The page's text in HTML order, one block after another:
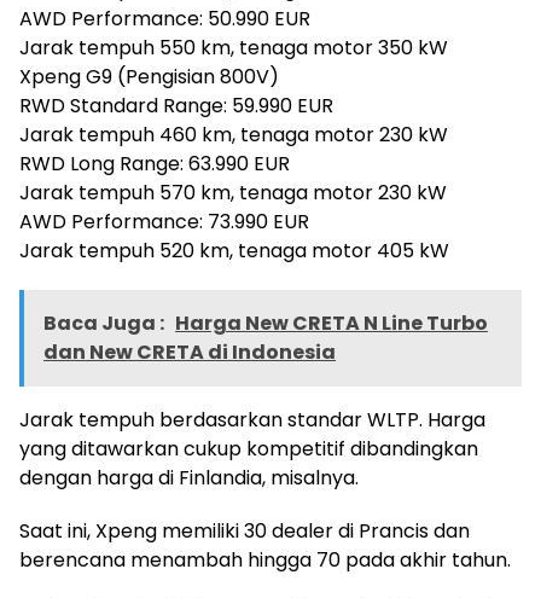
AWD Performance: 50.990 EUR
Jarak tempuh 550 km, tenaga motor 350 kW
Xpeng G9 (Pengisian 800V)
RWD Standard Range: 59.990 EUR
Jarak tempuh 460 km, tenaga motor 230 kW
RWD Long Range: 63.990 EUR
Jarak tempuh 570 km, tenaga motor 230 kW
AWD Performance: 73.990 EUR
Jarak tempuh 520 km, tenaga motor 405 kW
Baca Juga : Harga New CRETA N Line Turbo
dan New CRETA di Indonesia
Jarak tempuh berdasarkan standar WLTP. Harga
yang ditawarkan cukup kompetitif dibandingkan
dengan harga di Finlandia, misalnya.
Saat ini, Xpeng memiliki 30 dealer di Prancis dan
berencana menambah hingga 70 pada akhir tahun.